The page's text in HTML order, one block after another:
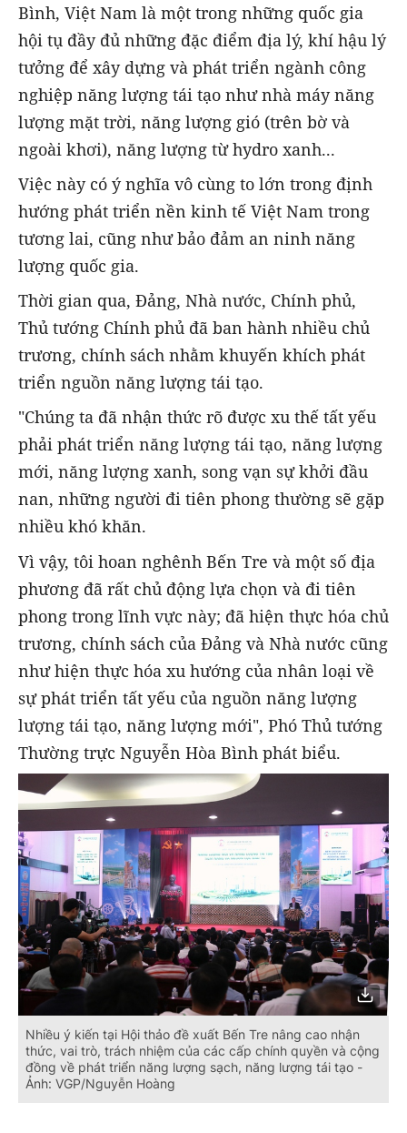
Bình, Việt Nam là một trong những quốc gia
hội tụ đầy đủ những đặc điểm địa lý, khí hậu lý
tưởng để xây dựng và phát triển ngành công
nghiệp năng lượng tái tạo như nhà máy năng
lượng mặt trời, năng lượng gió (trên bờ và
ngoài khơi), năng lượng từ hydro xanh...
Việc này có ý nghĩa vô cùng to lớn trong định
hướng phát triển nền kinh tế Việt Nam trong
tương lai, cũng như bảo đảm an ninh năng
lượng quốc gia.
Thời gian qua, Đảng, Nhà nước, Chính phủ,
Thủ tướng Chính phủ đã ban hành nhiều chủ
trương, chính sách nhằm khuyến khích phát
triển nguồn năng lượng tái tạo.
"Chúng ta đã nhận thức rõ được xu thế tất yếu
phải phát triển năng lượng tái tạo, năng lượng
mới, năng lượng xanh, song vạn sự khởi đầu
nan, những người đi tiên phong thường sẽ gặp
nhiều khó khăn.
Vì vậy, tôi hoan nghênh Bến Tre và một số địa
phương đã rất chủ động lựa chọn và đi tiên
phong trong lĩnh vực này; đã hiện thực hóa chủ
trương, chính sách của Đảng và Nhà nước cũng
như hiện thực hóa xu hướng của nhân loại về
sự phát triển tất yếu của nguồn năng lượng
lượng tái tạo, năng lượng mới", Phó Thủ tướng
Thường trực Nguyễn Hòa Bình phát biểu.
Nhiều ý kiến tại Hội thảo đề xuất Bến Tre nâng cao nhận
thức, vai trò, trách nhiệm của các cấp chính quyền và cộng
đồng về phát triển năng lượng sạch, năng lượng tái tạo -
Ảnh: VGP/Nguyễn Hoàng